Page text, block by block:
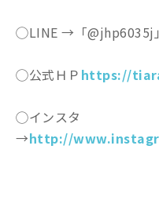
◯LINE →「@jhp6035j」
◯公式ＨＰ https://
◯インスタ
→http://